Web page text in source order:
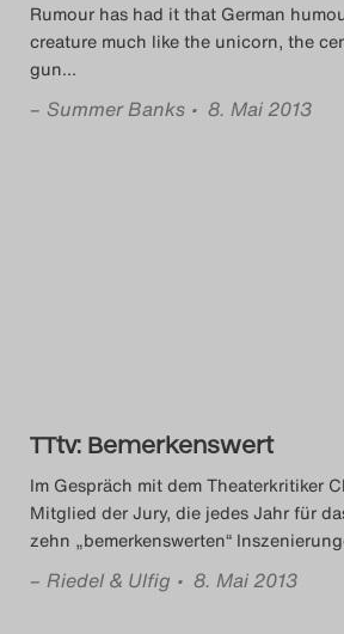
Rumour has had it that German
creature much like the unicorn, the
gun…
– Summer Banks • 8. Mai 2013
TTtv: Bemerkenswert
Im Gespräch mit dem Theaterkritiker
Mitglied der Jury, die jedes Jahr für
zehn „bemerkenswerten“
– Riedel & Ulfig • 8. Mai 2013